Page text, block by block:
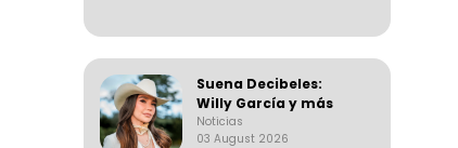
Suena Decibeles:
Willy García y más
Noticias
03 August 2026